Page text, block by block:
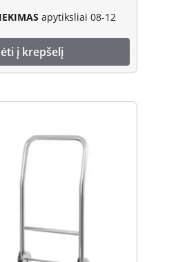
apytiksliai 08-12
į krepšelį